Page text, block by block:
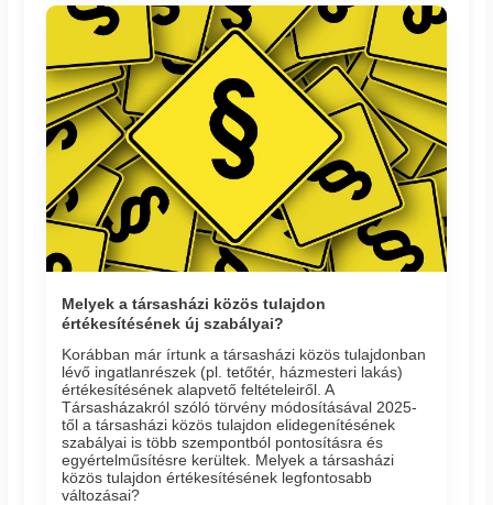
Melyek a társasházi közös tulajdon
értékesítésének új szabályai?
Korábban már írtunk a társasházi közös tulajdonban
lévő ingatlanrészek (pl. tetőtér, házmesteri lakás)
értékesítésének alapvető feltételeiről. A
Társasházakról szóló törvény módosításával 2025-
től a társasházi közös tulajdon elidegenítésének
szabályai is több szempontból pontosításra és
egyértelműsítésre kerültek. Melyek a társasházi
közös tulajdon értékesítésének legfontosabb
változásai?